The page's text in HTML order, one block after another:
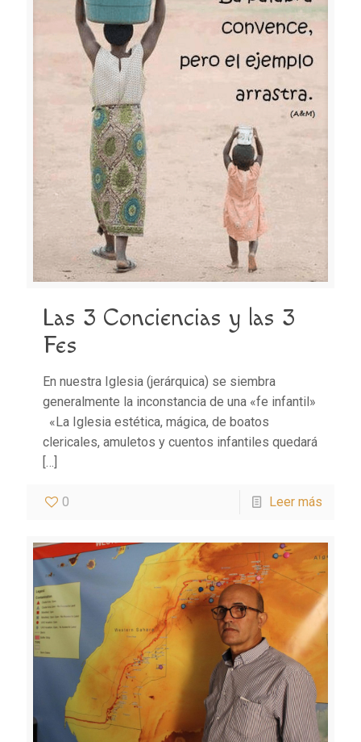
Las 3 Conciencias y las 3
Fes
En nuestra Iglesia (jerárquica) se siembra
generalmente la inconstancia de una «fe infantil»
«La Iglesia estética, mágica, de boatos
clericales, amuletos y cuentos infantiles quedará
[…]
0 Leer más